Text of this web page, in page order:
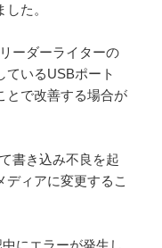
た。
ーダーライターの
ているUSBポート
とで改善する場合が
書き込み不良を起
ディアに変更するこ
にエラーが発生し